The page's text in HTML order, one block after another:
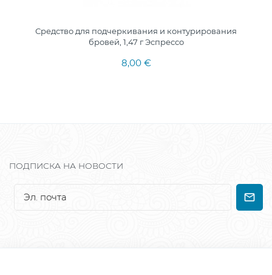
Средство для подчеркивания и контурирования
бровей, 1,47 г Эспрессо
8,00 €
ПОДПИСКА НА НОВОСТИ